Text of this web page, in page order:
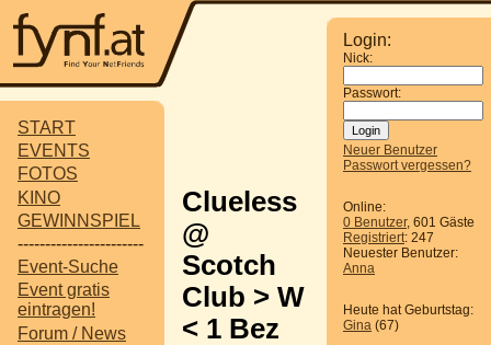
START
EVENTS
FOTOS
KINO
GEWINNSPIEL
-----------------------
Event-Suche
Event gratis
eintragen!
Forum / News
Login:
Nick:
Passwort:
Neuer Benutzer
Passwort vergessen?
Online:
0 Benutzer, 601 Gäste
Registriert: 247
Neuester Benutzer:
Anna
Heute hat Geburtstag:
Gina (67)
Clueless
@
Scotch
Club > W
< 1 Bez